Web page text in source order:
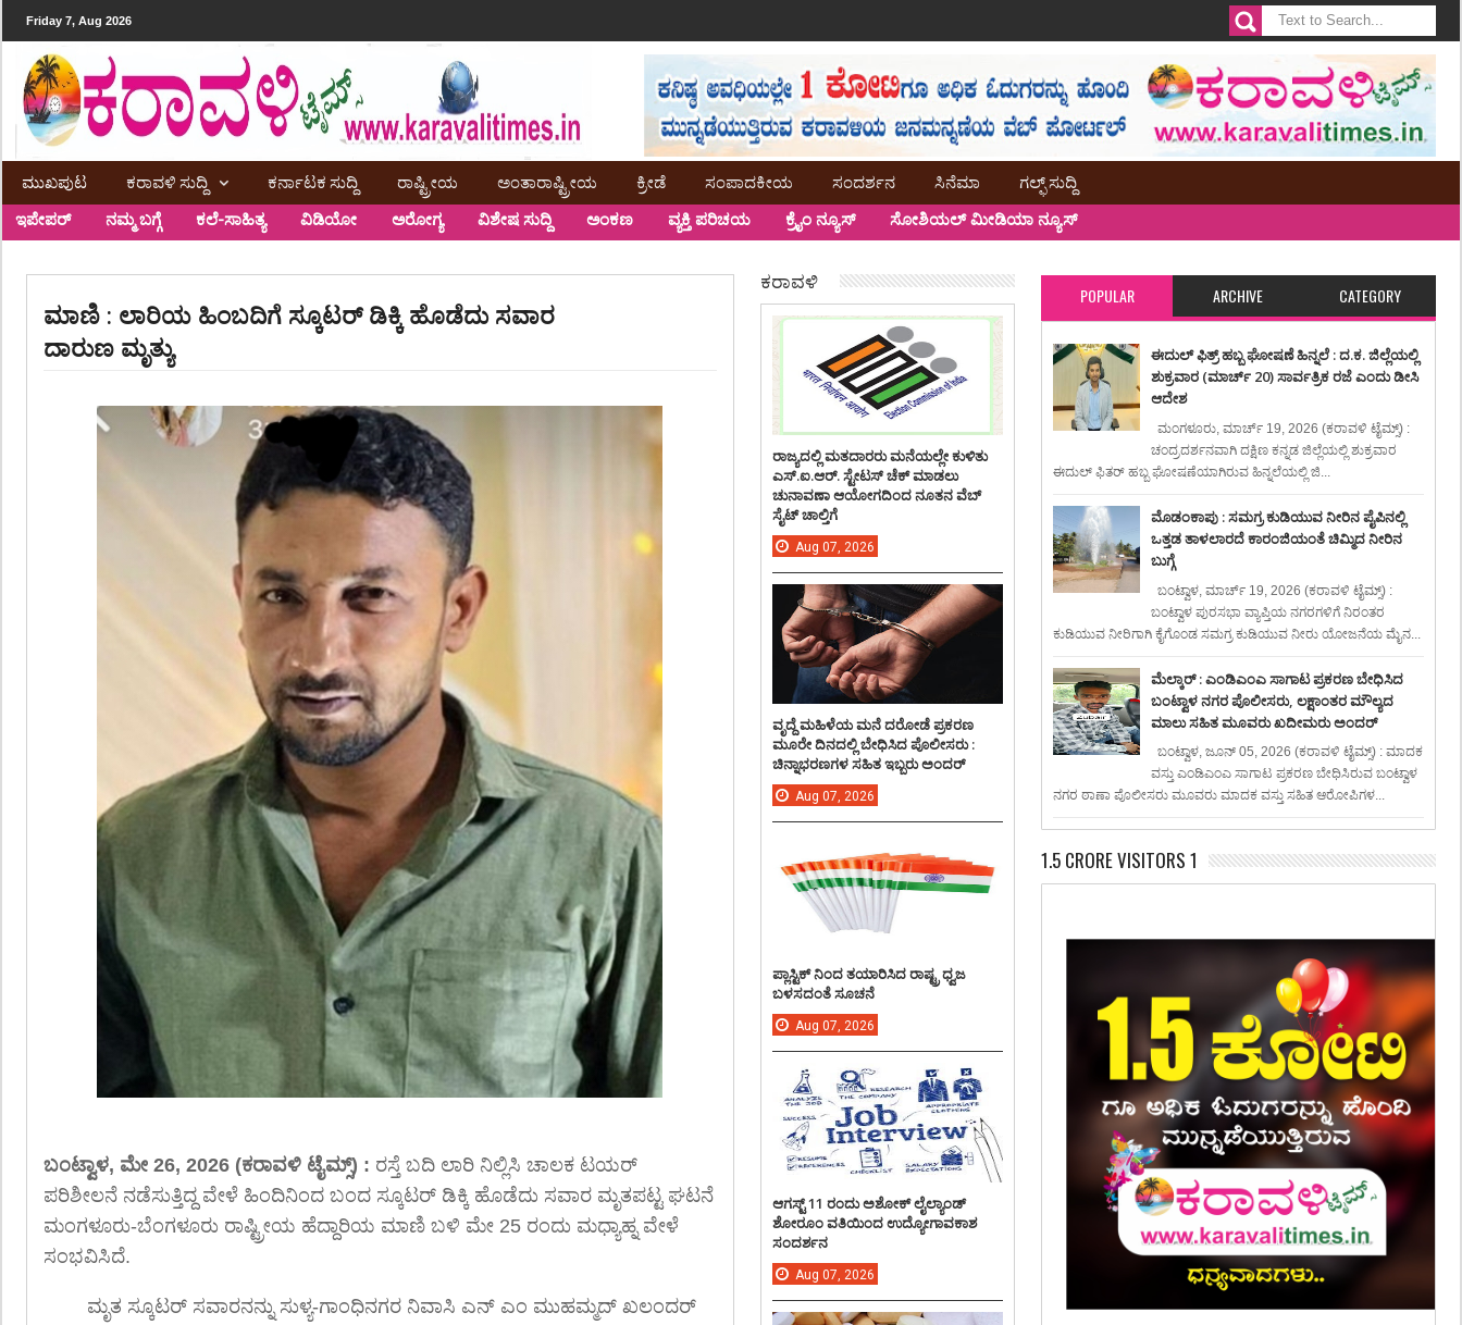
Friday 7, Aug 2026
ಮುಖಪುಟ ಕರಾವಳಿ ಸುದ್ದಿ ಕರ್ನಾಟಕ ಸುದ್ದಿ ರಾಷ್ಟ್ರೀಯ ಅಂತಾರಾಷ್ಟ್ರೀಯ ಕ್ರೀಡೆ ಸಂಪಾದಕೀಯ ಸಂದರ್ಶನ ಸಿನೆಮಾ ಗಲ್ಫ್ ಸುದ್ದಿ
ಇಪೇಪರ್ ನಮ್ಮ ಬಗ್ಗೆ ಕಲೆ-ಸಾಹಿತ್ಯ ವಿಡಿಯೋ ಅರೋಗ್ಯ ವಿಶೇಷ ಸುದ್ದಿ ಅಂಕಣ ವ್ಯಕ್ತಿ ಪರಿಚಯ ಕ್ರೈಂ ನ್ಯೂಸ್ ಸೋಶಿಯಲ್ ಮೀಡಿಯಾ ನ್ಯೂಸ್
ಮಾಣಿ : ಲಾರಿಯ ಹಿಂಬದಿಗೆ ಸ್ಕೂಟರ್ ಡಿಕ್ಕಿ ಹೊಡೆದು ಸವಾರ
ದಾರುಣ ಮೃತ್ಯು
ಬಂಟ್ವಾಳ, ಮೇ 26, 2026 (ಕರಾವಳಿ ಟೈಮ್ಸ್) : ರಸ್ತೆ ಬದಿ ಲಾರಿ ನಿಲ್ಲಿಸಿ ಚಾಲಕ ಟಯರ್
ಪರಿಶೀಲನೆ ನಡೆಸುತ್ತಿದ್ದ ವೇಳೆ ಹಿಂದಿನಿಂದ ಬಂದ ಸ್ಕೂಟರ್ ಡಿಕ್ಕಿ ಹೊಡೆದು ಸವಾರ ಮೃತಪಟ್ಟ ಘಟನೆ
ಮಂಗಳೂರು-ಬೆಂಗಳೂರು ರಾಷ್ಟ್ರೀಯ ಹೆದ್ದಾರಿಯ ಮಾಣಿ ಬಳಿ ಮೇ 25 ರಂದು ಮಧ್ಯಾಹ್ನ ವೇಳೆ
ಸಂಭವಿಸಿದೆ.
ಮೃತ ಸ್ಕೂಟರ್ ಸವಾರನನ್ನು ಸುಳ್ಯ-ಗಾಂಧಿನಗರ ನಿವಾಸಿ ಎನ್ ಎಂ ಮುಹಮ್ಮದ್ ಖಲಂದರ್
POPULAR ARCHIVE CATEGORY
ಈದುಲ್ ಫಿತ್ರ್ ಹಬ್ಬ ಘೋಷಣೆ ಹಿನ್ನಲೆ : ದ.ಕ. ಜಿಲ್ಲೆಯಲ್ಲಿ
ಶುಕ್ರವಾರ (ಮಾರ್ಚ್ 20) ಸಾರ್ವತ್ರಿಕ ರಜೆ ಎಂದು ಡೀಸಿ
ಆದೇಶ
ಮಂಗಳೂರು, ಮಾರ್ಚ್ 19, 2026 (ಕರಾವಳಿ ಟೈಮ್ಸ್) :
ಚಂದ್ರದರ್ಶನವಾಗಿ ದಕ್ಷಿಣ ಕನ್ನಡ ಜಿಲ್ಲೆಯಲ್ಲಿ ಶುಕ್ರವಾರ
ಈದುಲ್ ಫಿತರ್ ಹಬ್ಬ ಘೋಷಣೆಯಾಗಿರುವ ಹಿನ್ನಲೆಯಲ್ಲಿ ಜಿ...
ಮೊಡಂಕಾಪು : ಸಮಗ್ರ ಕುಡಿಯುವ ನೀರಿನ ಪೈಪಿನಲ್ಲಿ
ಒತ್ತಡ ತಾಳಲಾರದೆ ಕಾರಂಜಿಯಂತೆ ಚಿಮ್ಮಿದ ನೀರಿನ
ಬುಗ್ಗೆ
ಬಂಟ್ವಾಳ, ಮಾರ್ಚ್ 19, 2026 (ಕರಾವಳಿ ಟೈಮ್ಸ್) :
ಬಂಟ್ವಾಳ ಪುರಸಭಾ ವ್ಯಾಪ್ತಿಯ ನಗರಗಳಿಗೆ ನಿರಂತರ
ಕುಡಿಯುವ ನೀರಿಗಾಗಿ ಕೈಗೊಂಡ ಸಮಗ್ರ ಕುಡಿಯುವ ನೀರು ಯೋಜನೆಯ ಮೈನ...
ಮೆಲ್ಕಾರ್ : ಎಂಡಿಎಂಎ ಸಾಗಾಟ ಪ್ರಕರಣ ಬೇಧಿಸಿದ
ಬಂಟ್ವಾಳ ನಗರ ಪೊಲೀಸರು, ಲಕ್ಷಾಂತರ ಮೌಲ್ಯದ
ಮಾಲು ಸಹಿತ ಮೂವರು ಖದೀಮರು ಅಂದರ್
ಬಂಟ್ವಾಳ, ಜೂನ್ 05, 2026 (ಕರಾವಳಿ ಟೈಮ್ಸ್) : ಮಾದಕ
ವಸ್ತು ಎಂಡಿಎಂಎ ಸಾಗಾಟ ಪ್ರಕರಣ ಬೇಧಿಸಿರುವ ಬಂಟ್ವಾಳ
ನಗರ ಠಾಣಾ ಪೊಲೀಸರು ಮೂವರು ಮಾದಕ ವಸ್ತು ಸಹಿತ ಆರೋಪಿಗಳ...
1.5 CRORE VISITORS 1
ಕರಾವಳಿ
ರಾಜ್ಯದಲ್ಲಿ ಮತದಾರರು ಮನೆಯಲ್ಲೇ ಕುಳಿತು
ಎಸ್.ಐ.ಆರ್. ಸ್ಟೇಟಸ್ ಚೆಕ್ ಮಾಡಲು
ಚುನಾವಣಾ ಆಯೋಗದಿಂದ ನೂತನ ವೆಬ್
ಸೈಟ್ ಚಾಲ್ತಿಗೆ
Aug 07, 2026
ವೃದ್ದೆ ಮಹಿಳೆಯ ಮನೆ ದರೋಡೆ ಪ್ರಕರಣ
ಮೂರೇ ದಿನದಲ್ಲಿ ಬೇಧಿಸಿದ ಪೊಲೀಸರು :
ಚಿನ್ನಾಭರಣಗಳ ಸಹಿತ ಇಬ್ಬರು ಅಂದರ್
Aug 07, 2026
ಪ್ಲಾಸ್ಟಿಕ್ ನಿಂದ ತಯಾರಿಸಿದ ರಾಷ್ಟ್ರ ಧ್ವಜ
ಬಳಸದಂತೆ ಸೂಚನೆ
Aug 07, 2026
ಆಗಸ್ಟ್ 11 ರಂದು ಅಶೋಕ್ ಲೈಲ್ಯಾಂಡ್
ಶೋರೂಂ ವತಿಯಿಂದ ಉದ್ಯೋಗಾವಕಾಶ
ಸಂದರ್ಶನ
Aug 07, 2026